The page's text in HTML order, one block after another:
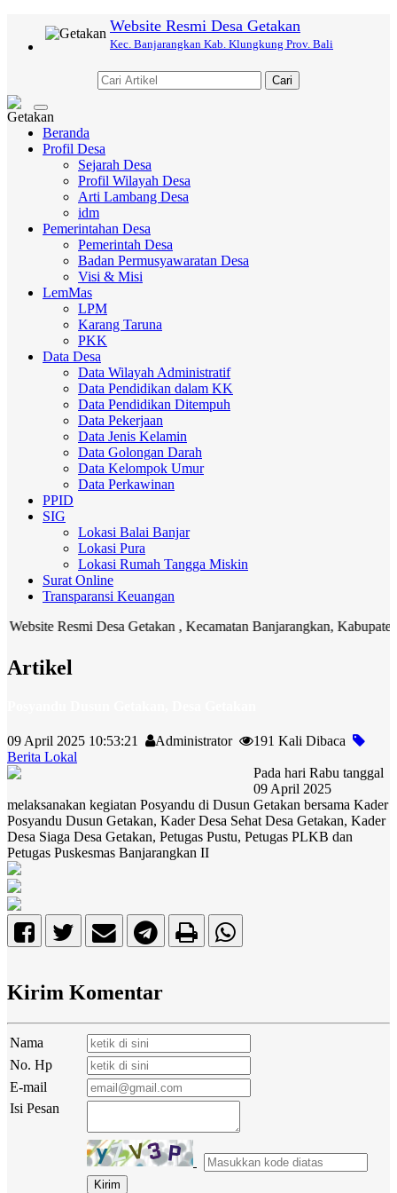
Website Resmi Desa Getakan
Kec. Banjarangkan Kab. Klungkung Prov. Bali
Cari
Toggle
navigation
Beranda
Profil Desa
Sejarah Desa
Profil Wilayah Desa
Arti Lambang Desa
idm
Pemerintahan Desa
Pemerintah Desa
Badan Permusyawaratan Desa
Visi & Misi
LemMas
LPM
Karang Taruna
PKK
Data Desa
Data Wilayah Administratif
Data Pendidikan dalam KK
Data Pendidikan Ditempuh
Data Pekerjaan
Data Jenis Kelamin
Data Golongan Darah
Data Kelompok Umur
Data Perkawinan
PPID
SIG
Lokasi Balai Banjar
Lokasi Pura
Lokasi Rumah Tangga Miskin
Surat Online
Transparansi Keuangan
Resmi Desa Getakan , Kecamatan Banjarangkan, Kabupaten
Artikel
09 April 2025 10:53:21 Administrator
191 Kali Dibaca
Berita Lokal
Pada hari Rabu tanggal
09 April 2025
melaksanakan kegiatan Posyandu di Dusun Getakan bersama Kader
Posyandu Dusun Getakan, Kader Desa Sehat Desa Getakan, Kader
Desa Siaga Desa Getakan, Petugas Pustu, Petugas PLKB dan
Petugas Puskesmas Banjarangkan II
Kirim Komentar
Nama
No. Hp
E-mail
Isi Pesan